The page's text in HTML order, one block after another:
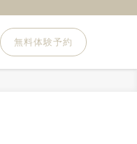
無料体験予約